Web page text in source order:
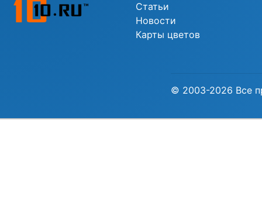
Статьи
Новости
Карты цветов
© 2003-2026 Все